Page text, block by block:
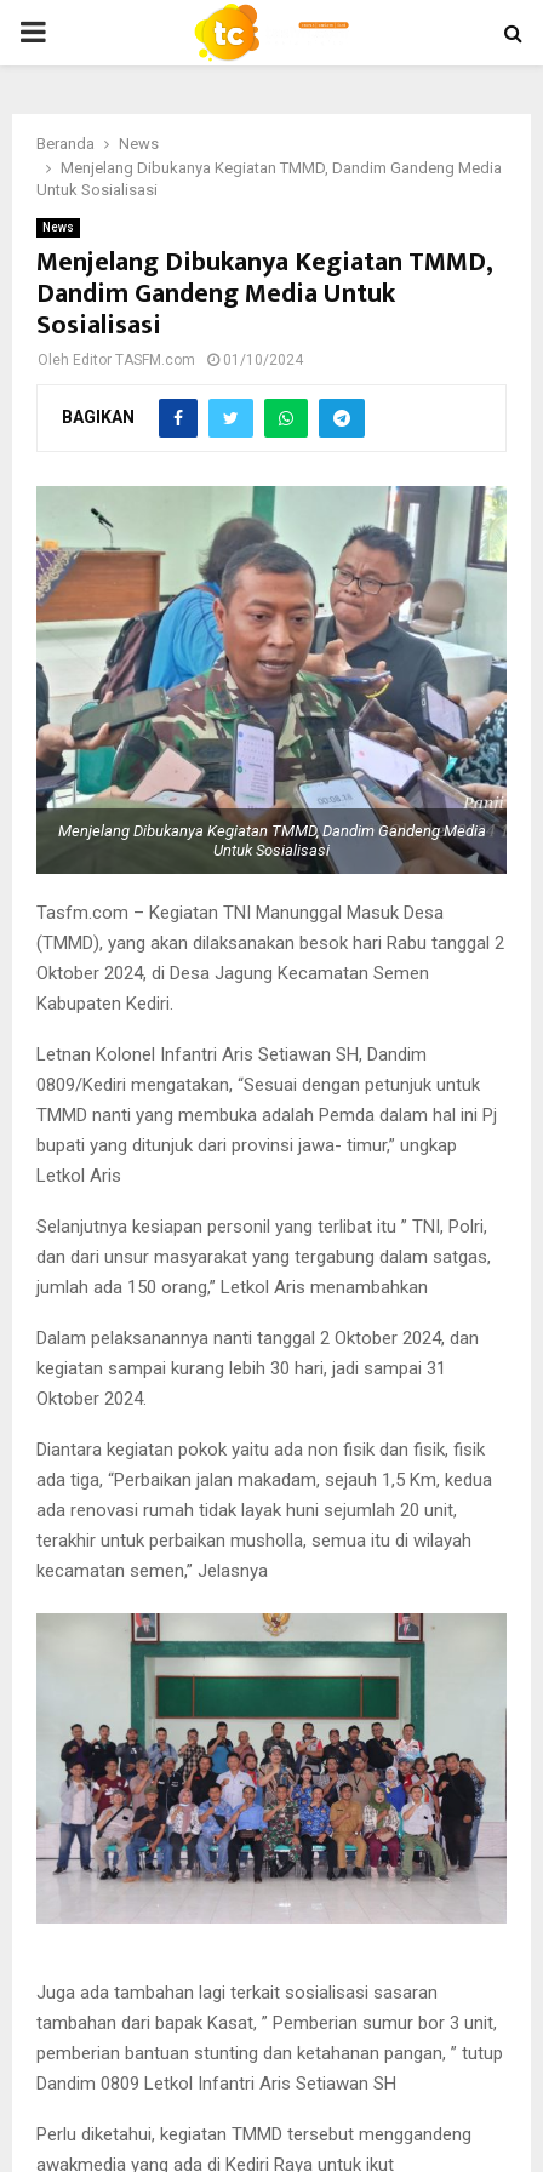
PRIMARY
Beranda
News
Menjelang Dibukanya Kegiatan TMMD, Dandim Gandeng Media
Untuk Sosialisasi
News
Menjelang Dibukanya Kegiatan TMMD,
Dandim Gandeng Media Untuk
Sosialisasi
Oleh Editor TASFM.com 01/10/2024
BAGIKAN
Menjelang Dibukanya Kegiatan TMMD, Dandim Gandeng Media
Untuk Sosialisasi
Tasfm.com – Kegiatan TNI Manunggal Masuk Desa
(TMMD), yang akan dilaksanakan besok hari Rabu tanggal 2
Oktober 2024, di Desa Jagung Kecamatan Semen
Kabupaten Kediri.
Letnan Kolonel Infantri Aris Setiawan SH, Dandim
0809/Kediri mengatakan, “Sesuai dengan petunjuk untuk
TMMD nanti yang membuka adalah Pemda dalam hal ini Pj
bupati yang ditunjuk dari provinsi jawa- timur,” ungkap
Letkol Aris
Selanjutnya kesiapan personil yang terlibat itu ” TNI, Polri,
dan dari unsur masyarakat yang tergabung dalam satgas,
jumlah ada 150 orang,” Letkol Aris menambahkan
Dalam pelaksanannya nanti tanggal 2 Oktober 2024, dan
kegiatan sampai kurang lebih 30 hari, jadi sampai 31
Oktober 2024.
Diantara kegiatan pokok yaitu ada non fisik dan fisik, fisik
ada tiga, “Perbaikan jalan makadam, sejauh 1,5 Km, kedua
ada renovasi rumah tidak layak huni sejumlah 20 unit,
terakhir untuk perbaikan musholla, semua itu di wilayah
kecamatan semen,” Jelasnya
Juga ada tambahan lagi terkait sosialisasi sasaran
tambahan dari bapak Kasat, ” Pemberian sumur bor 3 unit,
pemberian bantuan stunting dan ketahanan pangan, ” tutup
Dandim 0809 Letkol Infantri Aris Setiawan SH
Perlu diketahui, kegiatan TMMD tersebut menggandeng
awakmedia yang ada di Kediri Raya untuk ikut